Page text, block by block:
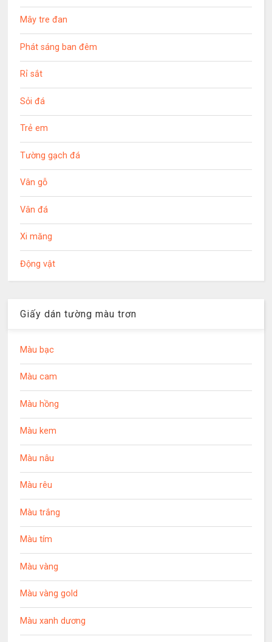
Mây tre đan
Phát sáng ban đêm
Rỉ sắt
Sỏi đá
Trẻ em
Tường gạch đá
Vân gỗ
Vân đá
Xi măng
Động vật
Giấy dán tường màu trơn
Màu bạc
Màu cam
Màu hồng
Màu kem
Màu nâu
Màu rêu
Màu trắng
Màu tím
Màu vàng
Màu vàng gold
Màu xanh dương